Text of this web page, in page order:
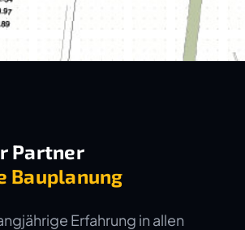
Partner
Erfahrung in allen